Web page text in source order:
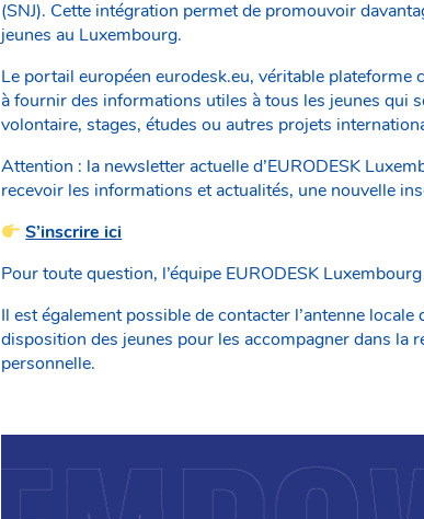
(SNJ). Cette intégration permet de promouvoir
jeunes au Luxembourg.
Le portail européen eurodesk.eu, véritable
à fournir des informations utiles à tous les jeunes qui
volontaire, stages, études ou autres projets
Attention : la newsletter actuelle d’EURODESK
recevoir les informations et actualités, une nouvelle
S’inscrire ici
Pour toute question, l’équipe EURODESK
Il est également possible de contacter l’antenne locale
disposition des jeunes pour les accompagner dans la
personnelle.